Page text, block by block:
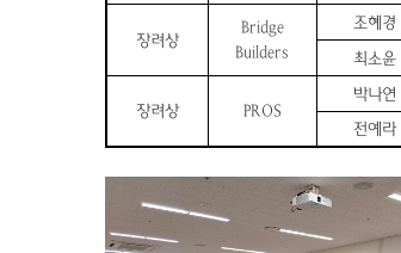
장려상
Bridge
Builders
조혜경
최소윤
장려상 PROS
박나연
전예라